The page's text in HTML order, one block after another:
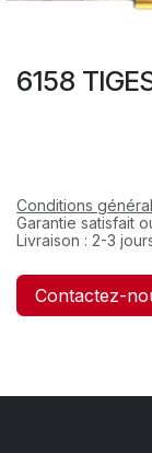
6158
Conditions
Garantie satisfait
Livraison : 2-3
Contactez-